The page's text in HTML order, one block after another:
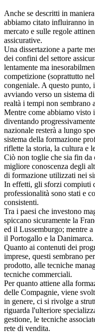
Anche se descritti in
abbiamo citato influiranno
mercato e sulle regole
assicurative.
Una dissertazione a parte
dei confini del settore
lentamente ma
competizione (soprattutto
congeniale. A questo punto,
avviando verso un sistema
realtà i tempi non sembrano
Mentre come abbiamo visto
diventando
nazionale resterà a lungo
sistema della formazione
riflette la storia, la cultura e
Ciò non toglie che sia fin da
migliore conoscenza degli
di formazione utilizzati nei
In effetti, gli sforzi compiuti
professionalità sono stati e
consistenti.
Tra i paesi che investono
spiccano sicuramente la
ed il Lussemburgo; mentre
il Portogallo e la Danimarca.
Quanto ai contenuti dei
imprese, questi sembrano
prodotto, alle tecniche
tecniche commerciali.
Per quanto attiene alla
delle Compagnie, viene
in genere, ci si rivolge a
riguarda l'ulteriore
gestione, le tecniche
rete di vendita.